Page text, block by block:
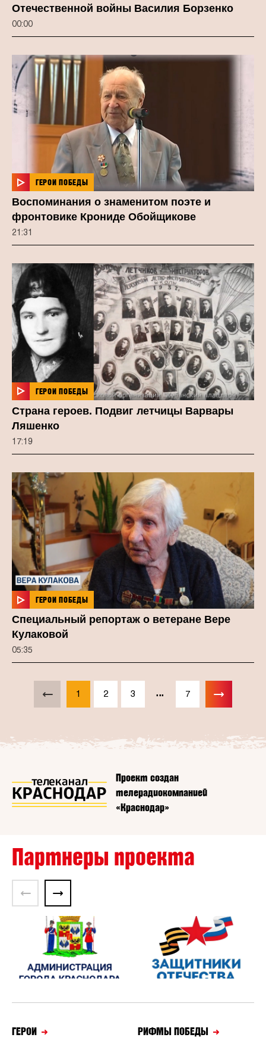
Отечественной войны Василия Борзенко
00:00
ГЕРОИ ПОБЕДЫ
Воспоминания о знаменитом поэте и
фронтовике Крониде Обойщикове
21:31
ГЕРОИ ПОБЕДЫ
Страна героев. Подвиг летчицы Варвары
Ляшенко
17:19
ГЕРОИ ПОБЕДЫ
Специальный репортаж о ветеране Вере
Кулаковой
05:35
1 2 3 ... 7
Проект создан
телерадиокомпанией
«Краснодар»
Партнеры проекта
ГЕРОИ РИФМЫ ПОБЕДЫ